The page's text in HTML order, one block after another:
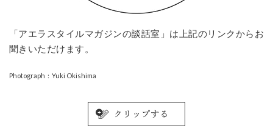
「アエラスタイルマガジンの談話室」は上記のリンクからお
聞きいただけます。
Photograph：Yuki Okishima